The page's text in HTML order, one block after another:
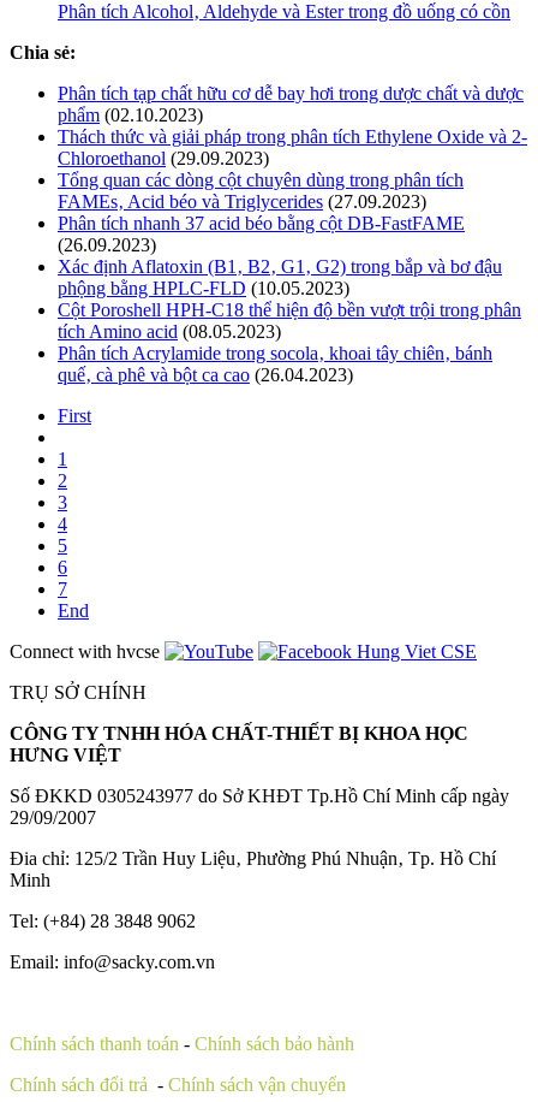
Phân tích Alcohol‚ Aldehyde và Ester trong đồ uống có cồn
Chia sẻ:
Phân tích tạp chất hữu cơ dễ bay hơi trong dược chất và dược
phẩm (02.10.2023)
Thách thức và giải pháp trong phân tích Ethylene Oxide và 2-
Chloroethanol (29.09.2023)
Tổng quan các dòng cột chuyên dùng trong phân tích
FAMEs‚ Acid béo và Triglycerides (27.09.2023)
Phân tích nhanh 37 acid béo bằng cột DB-FastFAME
(26.09.2023)
Xác định Aflatoxin (B1‚ B2‚ G1‚ G2) trong bắp và bơ đậu
phộng bằng HPLC-FLD (10.05.2023)
Cột Poroshell HPH-C18 thể hiện độ bền vượt trội trong phân
tích Amino acid (08.05.2023)
Phân tích Acrylamide trong socola‚ khoai tây chiên‚ bánh
quế‚ cà phê và bột ca cao (26.04.2023)
First
1
2
3
4
5
6
7
End
Connect with hvcse
TRỤ SỞ CHÍNH
CÔNG TY TNHH HÓA CHẤT-THIẾT BỊ KHOA HỌC
HƯNG VIỆT
Số ĐKKD 0305243977 do Sở KHĐT Tp.Hồ Chí Minh cấp ngày
29/09/2007
Đia chỉ: 125/2 Trần Huy Liệu‚ Phường Phú Nhuận‚ Tp. Hồ Chí
Minh
Tel: (+84) 28 3848 9062
Email: info@sacky.com.vn
Chính sách thanh toán - Chính sách bảo hành
Chính sách đổi trả - Chính sách vận chuyển